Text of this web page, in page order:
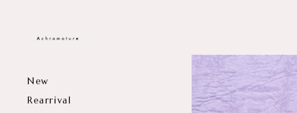
New
Rearrival